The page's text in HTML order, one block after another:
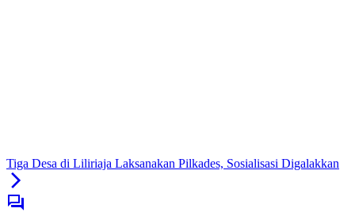
Tiga Desa di Liliriaja Laksanakan Pilkades, Sosialisasi Digalakkan